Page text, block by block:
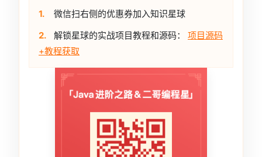
1.
微信扫右侧的优惠券加入知识星球
2.
解锁星球的实战项目教程和源码： 项目源码
+教程获取